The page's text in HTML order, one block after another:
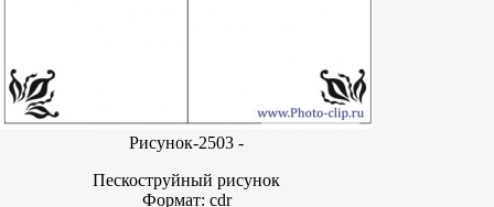
Рисунок-2503 -
Пескоструйный рисунок
Формат: cdr